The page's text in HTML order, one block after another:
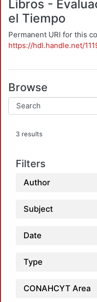
Libros -
el Tiempo
Permanent URI for this
https://hdl.handle.net/
Browse
3 results
Filters
Author
Subject
Date
Type
CONAHCYT Area